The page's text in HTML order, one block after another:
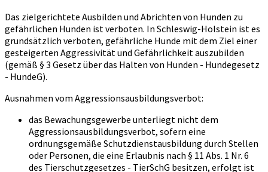
Das zielgerichtete Ausbilden und Abrichten von Hunden zu
gefährlichen Hunden ist verboten. In Schleswig-Holstein ist es
grundsätzlich verboten, gefährliche Hunde mit dem Ziel einer
gesteigerten Aggressivität und Gefährlichkeit auszubilden
(gemäß § 3 Gesetz über das Halten von Hunden - Hundegesetz
- HundeG).
Ausnahmen vom Aggressionsausbildungsverbot:
das Bewachungsgewerbe unterliegt nicht dem
Aggressionsausbildungsverbot, sofern eine
ordnungsgemäße Schutzdienstausbildung durch Stellen
oder Personen, die eine Erlaubnis nach § 11 Abs. 1 Nr. 6
des Tierschutzgesetzes - TierSchG besitzen, erfolgt ist